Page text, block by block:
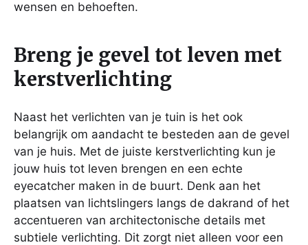
wensen en behoeften.
Breng je gevel tot leven met
kerstverlichting
Naast het verlichten van je tuin is het ook
belangrijk om aandacht te besteden aan de gevel
van je huis. Met de juiste kerstverlichting kun je
jouw huis tot leven brengen en een echte
eyecatcher maken in de buurt. Denk aan het
plaatsen van lichtslingers langs de dakrand of het
accentueren van architectonische details met
subtiele verlichting. Dit zorgt niet alleen voor een